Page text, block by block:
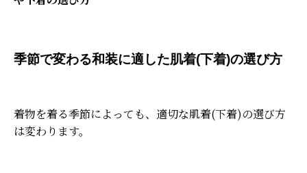
季節で変わる和装に適した肌着(下着)の選び方
着物を着る季節によっても、適切な肌着(下着)の選び方
は変わります。